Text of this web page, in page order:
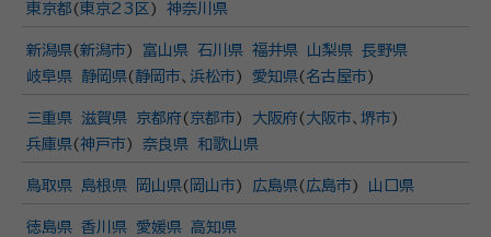
東京都 ( 東京23区 ) 神奈川県
新潟県(新潟市) 富山県 石川県 福井県 山梨県 長野県
岐阜県
静岡県( 静岡市、 浜松市) 愛知県( 名古屋市)
三重県 滋賀県 京都府( 京都市) 大阪府( 大阪市、 堺市)
兵庫県(神戸市) 奈良県 和歌山県
鳥取県 島根県 岡山県( 岡山市) 広島県( 広島市) 山口県
徳島県 香川県 愛媛県 高知県